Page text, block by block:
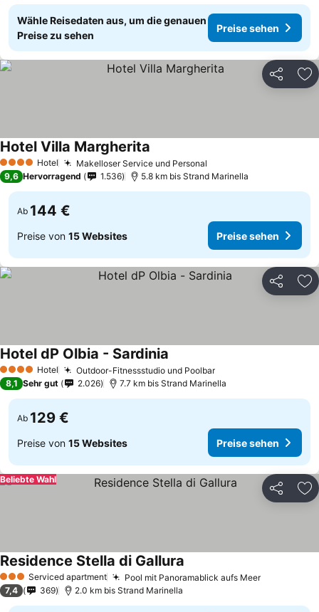
Wähle Reisedaten aus, um die genauen
Preise zu sehen
Preise sehen
Teilen
4 Sterne Hotel Makelloser Service und Personal
Hotel Villa Margherita
9,6 Hervorragend 1.536 5.8 km bis Strand Marinella
Ab 144 €
Preise von 15 Websites Preise sehen
Teilen
4 Sterne Hotel Outdoor-Fitnessstudio und Poolbar
Hotel dP Olbia - Sardinia
8,1 Sehr gut 2.026 7.7 km bis Strand Marinella
Ab 129 €
Preise von 15 Websites Preise sehen
Teilen
Beliebte Wahl
3 SterneServiced apartment Pool mit Panoramablick aufs Meer
Residence Stella di Gallura
7,4 369 2.0 km bis Strand Marinella